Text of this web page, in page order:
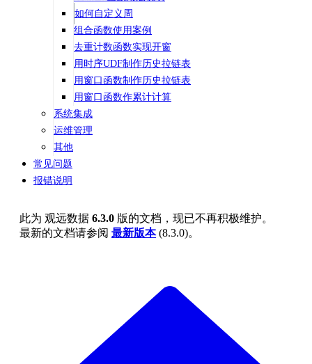
如何自定义周
组合函数使用案例
去重计数函数实现开窗
用时序UDF制作历史拉链表
用窗口函数制作历史拉链表
用窗口函数作累计计算
系统集成
运维管理
其他
常见问题
报错说明
此为 观远数据 6.3.0 版的文档，现已不再积极维护。
最新的文档请参阅 最新版本(8.3.0)。